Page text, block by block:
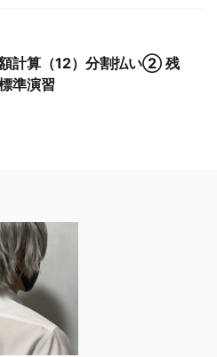
額計算（12）分割払い② 残
準演習